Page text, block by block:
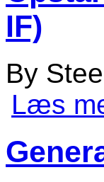
IF)
By
Læs